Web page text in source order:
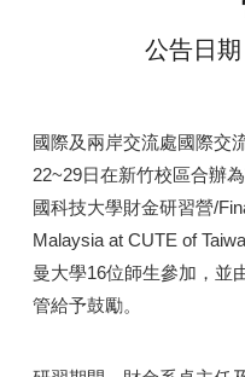
公告日
國際及兩岸交流處國際交
22~29日在新竹校區合辦
國科技大學財金研習營/
Malaysia at CUTE of
曼大學16位師生參加，並
管給予鼓勵。